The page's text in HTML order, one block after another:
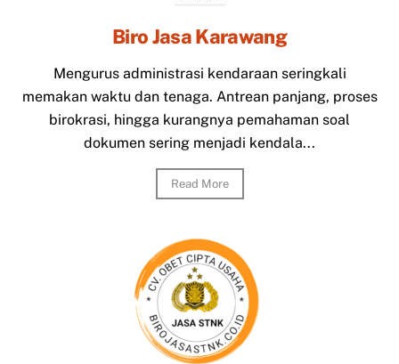
Biro Jasa Karawang
Mengurus administrasi kendaraan seringkali
memakan waktu dan tenaga. Antrean panjang, proses
birokrasi, hingga kurangnya pemahaman soal
dokumen sering menjadi kendala...
Read More